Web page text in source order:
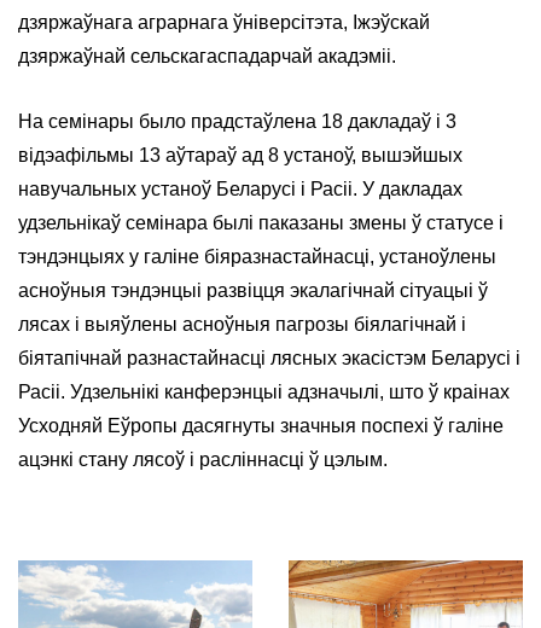
дзяржаўнага аграрнага ўніверсітэта, Іжэўскай
дзяржаўнай сельскагаспадарчай акадэміі.
На семінары было прадстаўлена 18 дакладаў і 3
відэафільмы 13 аўтараў ад 8 устаноў, вышэйшых
навучальных устаноў Беларусі і Расіі. У дакладах
удзельнікаў семінара былі паказаны змены ў статусе і
тэндэнцыях у галіне біяразнастайнасці, устаноўлены
асноўныя тэндэнцыі развіцця экалагічнай сітуацыі ў
лясах і выяўлены асноўныя пагрозы біялагічнай і
біятапічнай разнастайнасці лясных экасістэм Беларусі і
Расіі. Удзельнікі канферэнцыі адзначылі, што ў краінах
Усходняй Еўропы дасягнуты значныя поспехі ў галіне
ацэнкі стану лясоў і расліннасці ў цэлым.